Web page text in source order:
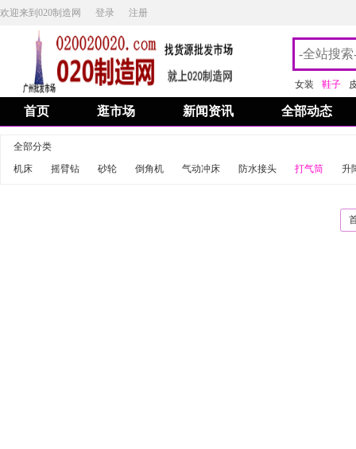
欢迎来到020制造网 登录 注册
女装 鞋子
首页 逛市场 新闻资讯 全部动态
全部分类
机床
摇臂钻 砂轮 倒角机 气动冲床 防水接头 打气筒 升